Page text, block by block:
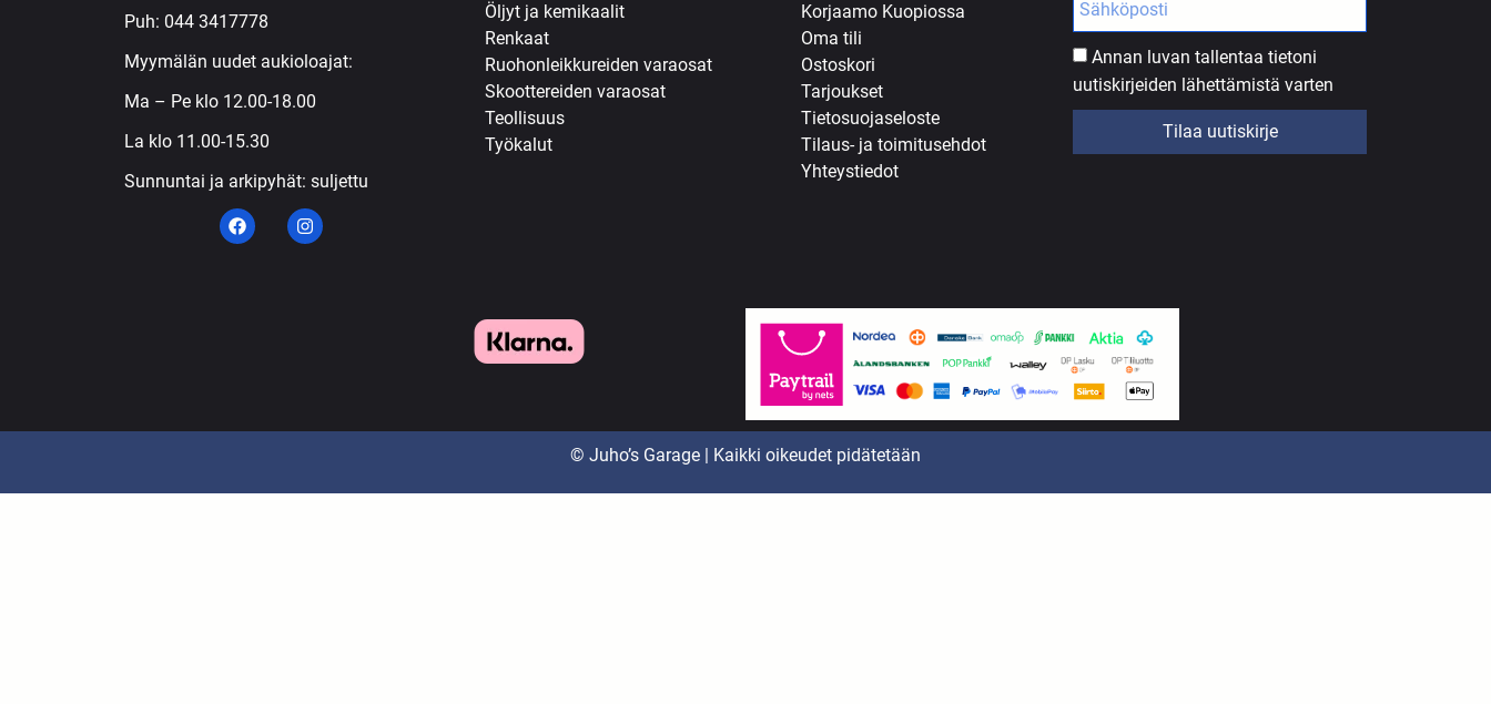
Puh: 044 3417778
Myymälän uudet aukioloajat:
Ma – Pe klo 12.00-18.00
La klo 11.00-15.30
Sunnuntai ja arkipyhät: suljettu
Öljyt ja kemikaalit
Renkaat
Ruohonleikkureiden varaosat
Skoottereiden varaosat
Teollisuus
Työkalut
Korjaamo Kuopiossa
Oma tili
Ostoskori
Tarjoukset
Tietosuojaseloste
Tilaus- ja toimitusehdot
Yhteystiedot
Annan luvan tallentaa tietoni
uutiskirjeiden lähettämistä varten
Tilaa uutiskirje
© Juho’s Garage | Kaikki oikeudet pidätetään